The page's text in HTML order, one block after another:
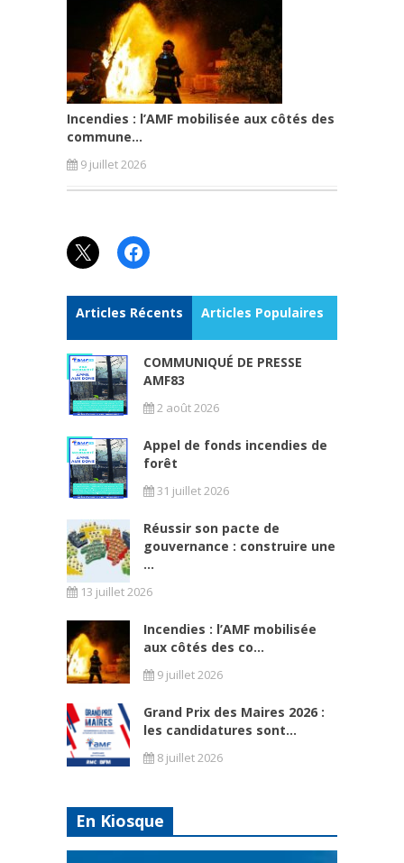
Incendies : l’AMF mobilisée aux côtés des
commune...
9 juillet 2026
X Facebook
Articles Récents Articles Populaires
COMMUNIQUÉ DE PRESSE
AMF83
2 août 2026
Appel de fonds incendies de
forêt
31 juillet 2026
Réussir son pacte de
gouvernance : construire une
...
13 juillet 2026
Incendies : l’AMF mobilisée
aux côtés des co...
9 juillet 2026
Grand Prix des Maires 2026 :
les candidatures sont...
8 juillet 2026
En Kiosque